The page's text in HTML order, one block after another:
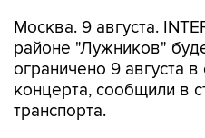
Москва. 9 августа.
районе "Лужников"
ограничено 9 августа
концерта, сообщили в
транспорта.